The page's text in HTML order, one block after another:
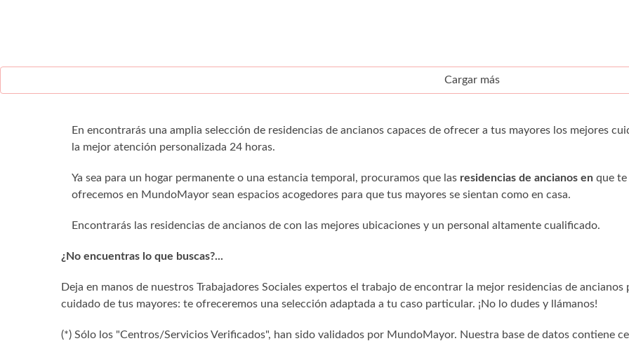
Cargar más
En encontrarás una amplia selección de residencias de ancianos capaces de ofrecer a tus mayores los mejores
la mejor atención personalizada 24 horas.
Ya sea para un hogar permanente o una estancia temporal, procuramos que las residencias de ancianos en que te
ofrecemos en MundoMayor sean espacios acogedores para que tus mayores se sientan como en casa.
Encontrarás las residencias de ancianos de con las mejores ubicaciones y un personal altamente cualificado.
¿No encuentras lo que buscas?...
Deja en manos de nuestros Trabajadores Sociales expertos el trabajo de encontrar la mejor residencias de ancianos
cuidado de tus mayores: te ofreceremos una selección adaptada a tu caso particular. ¡No lo dudes y llámanos!
(*) Sólo los "Centros/Servicios Verificados", han sido validados por MundoMayor. Nuestra base de datos contiene